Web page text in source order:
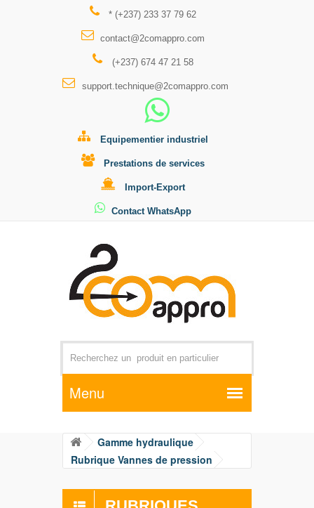
* (+237) 233 37 79 62
contact@2comappro.com
(+237) 674 47 21 58
support.technique@2comappro.com
Equipementier industriel
Prestations de services
Import-Export
Contact WhatsApp
Par exemple +distributeur +CD01
Gamme hydraulique
Rubrique Vannes de pression